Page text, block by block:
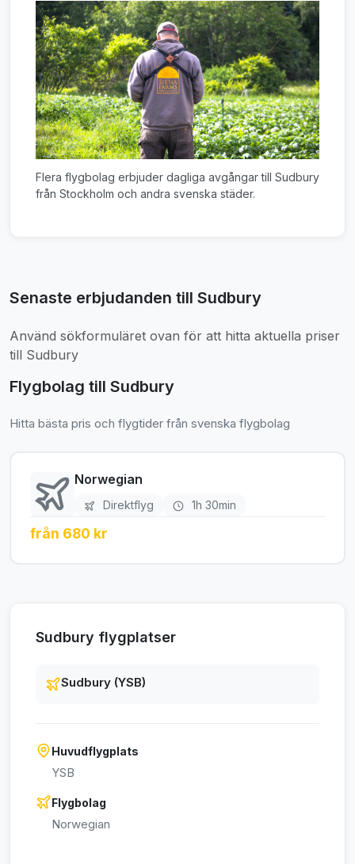
Flera flygbolag erbjuder dagliga avgångar till Sudbury
från Stockholm och andra svenska städer.
Senaste erbjudanden till Sudbury
Använd sökformuläret ovan för att hitta aktuella priser
till Sudbury
Flygbolag till Sudbury
Hitta bästa pris och flygtider från svenska flygbolag
Norwegian
Direktflyg 1h 30min
från 680 kr
Sudbury flygplatser
Sudbury (YSB)
Huvudflygplats
YSB
Flygbolag
Norwegian